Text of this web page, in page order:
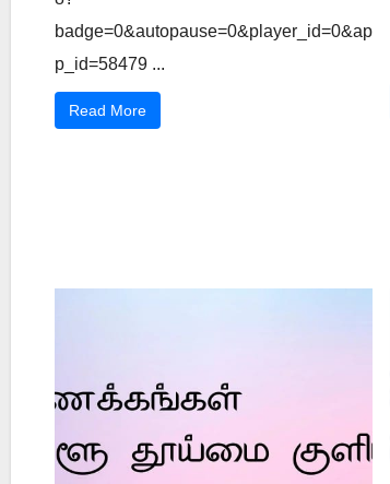
badge=0&autopause=0&player_id=0&ap
p_id=58479 ...
Read More